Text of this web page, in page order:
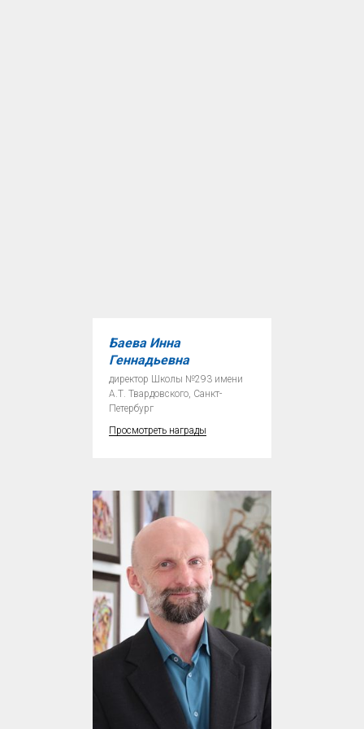
Баева Инна
Геннадьевна
директор Школы №293 имени
А.Т. Твардовского, Санкт-
Петербург
Просмотреть награды